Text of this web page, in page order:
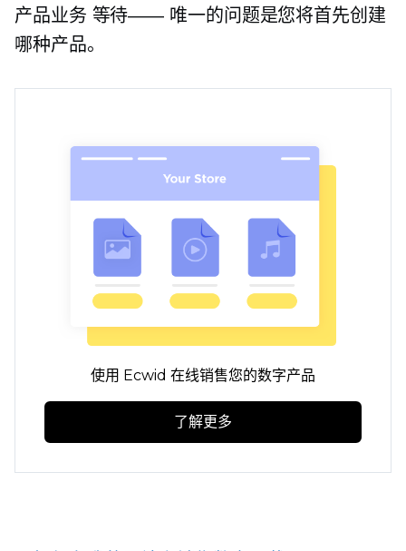
产品业务 等待—— 唯一的问题是您将首先创建
哪种产品。
使用 Ecwid 在线销售您的数字产品
了解更多